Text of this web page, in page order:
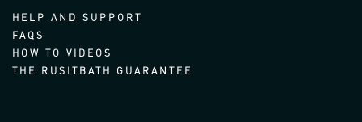
HELP AND SUPPORT
FAQS
HOW TO VIDEOS
THE RUSITBATH GUARANTEE